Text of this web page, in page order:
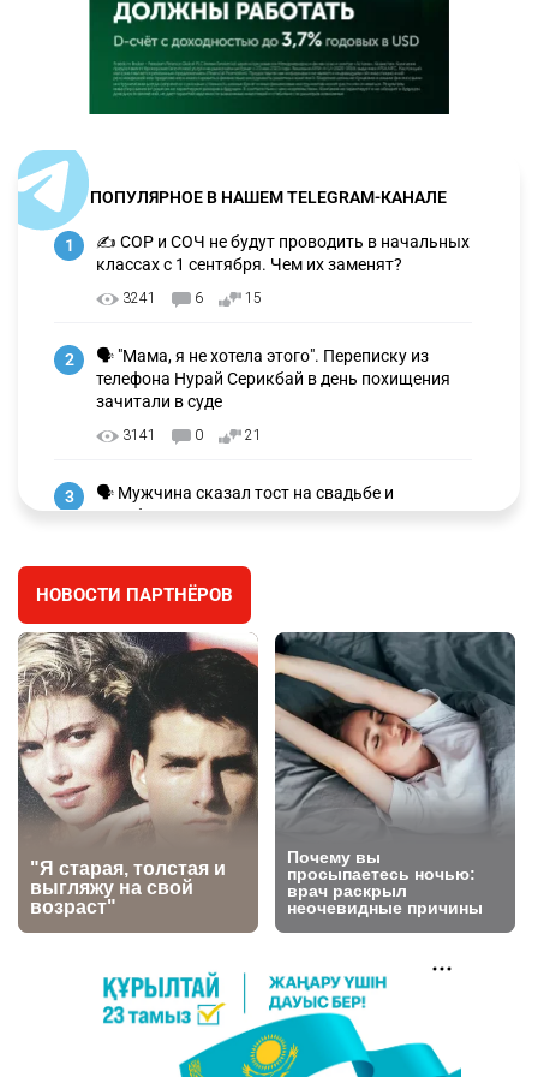
ПОПУЛЯРНОЕ В НАШЕМ TELEGRAM-КАНАЛЕ
1
✍️ СОР и СОЧ не будут проводить в начальных
классах с 1 сентября. Чем их заменят?
3241 6 15
2
🗣 "Мама, я не хотела этого". Переписку из
телефона Нурай Серикбай в день похищения
зачитали в суде
3141 0 21
3
🗣 Мужчина сказал тост на свадьбе и
заработал уголовное дело
🐏 Скота больше, а мясо дороже. Почему в
Казахстане продолжают расти цены на
баранину и конину
2639
5
⚠️ Доброе утро, друзья! Предлагаем обзор
главных новостей за 4 августа
2764 0 1
6
🗣Глава государства направил телеграмму
соболезнования родным и близким Халық
қаһарманы Ивана Гапича
2752 2 42
🇫🇷 Клуб ПСЖ объявил об открытии своей
футбольной академии в Астане
2 40
НОВОСТИ ПАРТНЁРОВ